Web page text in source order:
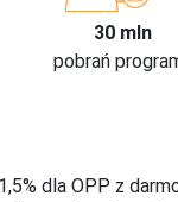
30 mln
pobrań
dla OPP z